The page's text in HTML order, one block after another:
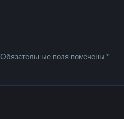
Обязательные поля помечены*